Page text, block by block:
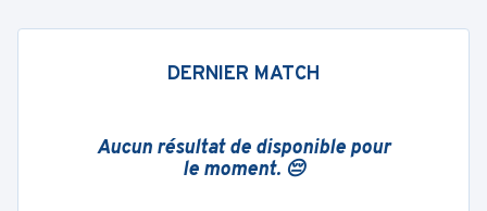
DERNIER MATCH
Aucun résultat de disponible pour
le moment. 😔